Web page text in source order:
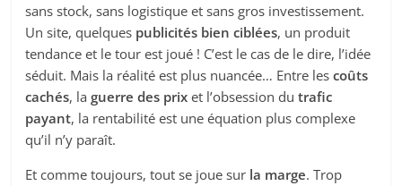
sans stock, sans logistique et sans gros investissement.
Un site, quelques publicités bien ciblées, un produit
tendance et le tour est joué ! C’est le cas de le dire, l’idée
séduit. Mais la réalité est plus nuancée… Entre lescoûts
cachés, laguerre des prix et l’obsession dutrafic
payant, la rentabilité est une équation plus complexe
qu’il n’y paraît.
Et comme toujours, tout se joue sur la marge. Trop